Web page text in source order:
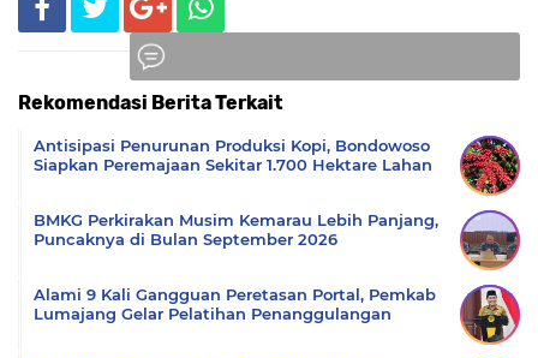
Rekomendasi Berita Terkait
Antisipasi Penurunan Produksi Kopi, Bondowoso
Siapkan Peremajaan Sekitar 1.700 Hektare Lahan
BMKG Perkirakan Musim Kemarau Lebih Panjang,
Puncaknya di Bulan September 2026
Alami 9 Kali Gangguan Peretasan Portal, Pemkab
Lumajang Gelar Pelatihan Penanggulangan